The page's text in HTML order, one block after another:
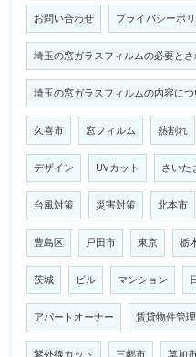
お問い合わせ プライバシーポ
埼玉の窓ガラスフィルムの必要と
埼玉の窓ガラスフィルムの内容につ
久喜市 窓フィルム 熱割れ
デザイン UVカット さいた
台風対策 災害対策 北本市
豊島区 戸田市 東京 栃
茨城 ビル マンション
アパートオーナー 賃貸物件管